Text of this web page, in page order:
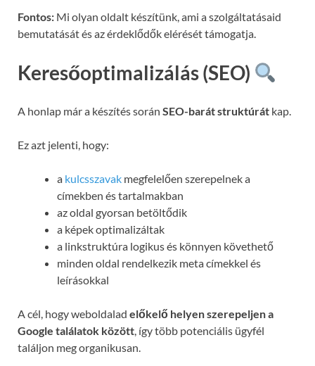
Fontos: Mi olyan oldalt készítünk, ami a szolgáltatásaid
bemutatását és az érdeklődők elérését támogatja.
Keresőoptimalizálás (SEO)
A honlap már a készítés során SEO-barát struktúrát kap.
Ez azt jelenti, hogy:
a kulcsszavak megfelelően szerepelnek a
címekben és tartalmakban
az oldal gyorsan betöltődik
a képek optimalizáltak
a linkstruktúra logikus és könnyen követhető
minden oldal rendelkezik meta címekkel és
leírásokkal
A cél, hogy weboldalad előkelő helyen szerepeljen a
Google találatok között, így több potenciális ügyfél
találjon meg organikusan.